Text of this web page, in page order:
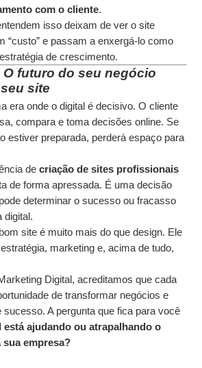
com o cliente.
isso deixam de ver o site
“custo” e passam a enxergá-lo como
de crescimento.
futuro do seu negócio
site
era onde o digital é decisivo. O cliente
compara e toma decisões online. Se
estiver preparada, perderá espaço para
de criação de sites profissionais
de forma apressada. É uma decisão
determinar o sucesso ou fracasso
digital.
site é muito mais do que design. Ele
marketing e, acima de tudo,
Digital, acreditamos que cada
de transformar negócios e
sucesso. A pergunta que fica para você
está ajudando ou atrapalhando o
empresa?